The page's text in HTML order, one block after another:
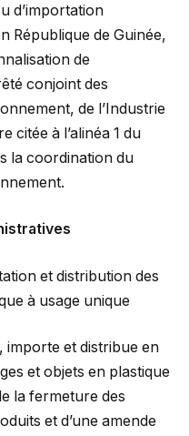
d’importation
République de Guinée,
de
conjoint des
de l’Industrie
citée à l’alinéa 1 du
la coordination du
et distribution des
à usage unique
importe et distribue en
et objets en plastique
la fermeture des
et d’une amende